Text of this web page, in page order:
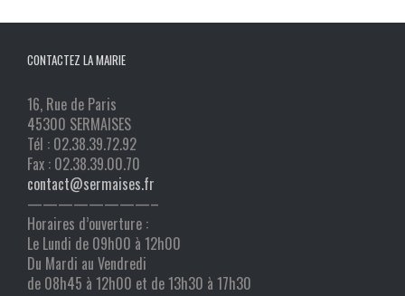
CONTACTEZ LA MAIRIE
16, Rue de Paris
45300 SERMAISES
Tél : 02.38.39.72.92
Fax : 02.38.39.00.70
contact@sermaises.fr
————————–
Horaires d’ouverture :
Le Lundi de 09h00 à 12h00
Du Mardi au Vendredi
de 08h45 à 12h00 et de 13h30 à 17h30